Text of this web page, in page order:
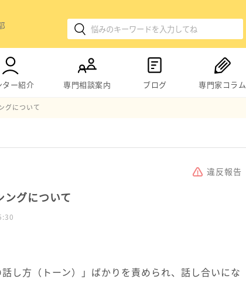
ター紹介 専門相談案内 ブログ 専門家コラム
グについて
違反報告
ングについて
し方（トーン）」ばかりを責められ、話し合いにな